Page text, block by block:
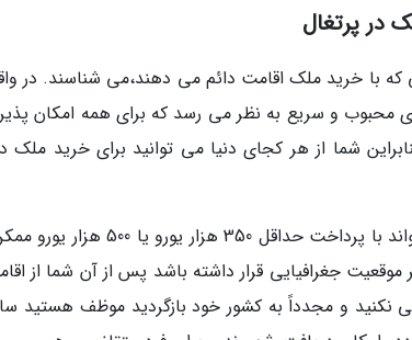
در پرتغال
که با خرید ملک اقامت دائم می دهند،می شناسند. در
محبوب و سریع به نظر می رسد که برای همه امکان
شما از هر کجای دنیا می توانید برای خرید ملک
خرید ملک در پرتغال می تواند
جغرافیایی قرار داشته باشد پس از آن شما از